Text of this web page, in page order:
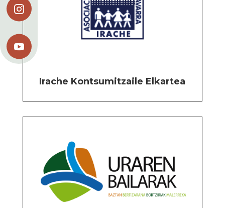


Irache Kontsumitzaile Elkartea